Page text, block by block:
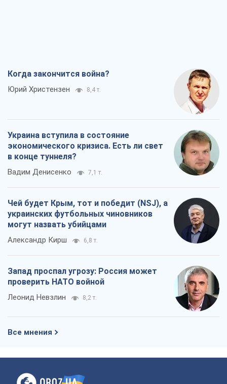
Когда закончится война?
Юрий Христензен 8,4 т.
Украина вступила в состояние
экономического кризиса. Есть ли свет
в конце туннеля?
Вадим Денисенко 7,1 т.
Чей будет Крым, тот и победит (NSJ), а
украинских футбольных чиновников
могут назвать убийцами
Александр Кирш 6,8 т.
Запад проспал угрозу: Россия может
проверить НАТО войной
Леонид Невзлин 8,2 т.
Все мнения